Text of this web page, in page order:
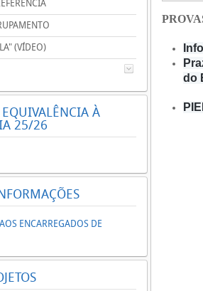
do
(VÍDEO)
EQUIVALÊNCIA À
25/26
ENCARREGADOS DE